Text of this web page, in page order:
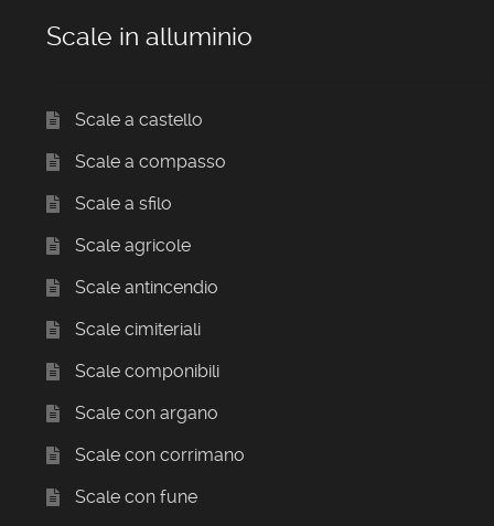
Scale in alluminio
Scale a castello
Scale a compasso
Scale a sfilo
Scale agricole
Scale antincendio
Scale cimiteriali
Scale componibili
Scale con argano
Scale con corrimano
Scale con fune